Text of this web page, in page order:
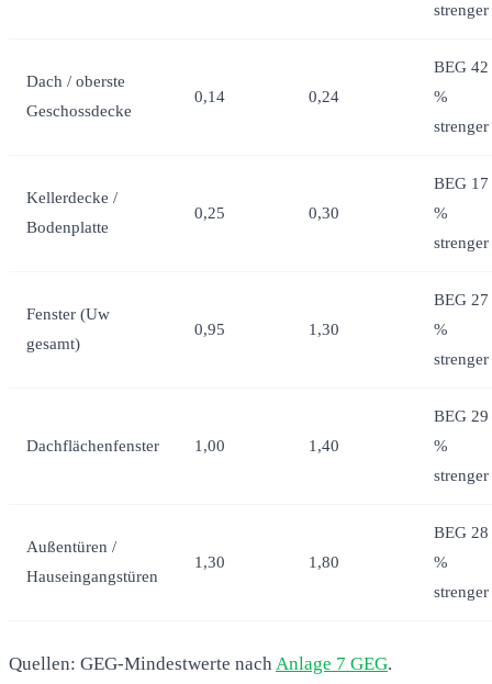
strenger
Dach / oberste
Geschossdecke
0,14 0,24
BEG 42
%
strenger
Kellerdecke /
Bodenplatte
0,25 0,30
BEG 17
%
strenger
Fenster (Uw
gesamt)
0,95 1,30
BEG 27
%
strenger
Dachflächenfenster 1,00 1,40
BEG 29
%
strenger
Außentüren /
Hauseingangstüren
1,30 1,80
BEG 28
%
strenger
Quellen: GEG-Mindestwerte nach Anlage 7 GEG.